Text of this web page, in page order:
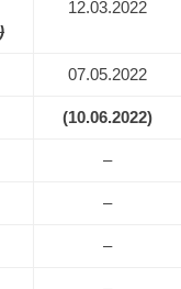
12.03.2022
07.05.2022
(10.06.2022)
–
–
–